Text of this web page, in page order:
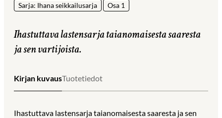
Sarja: Ihana seikkailusarja Osa 1
Ihastuttava lastensarja taianomaisesta saaresta
ja sen vartijoista.
Kirjan kuvausTuotetiedot
Ihastuttava lastensarja taianomaisesta saaresta ja sen